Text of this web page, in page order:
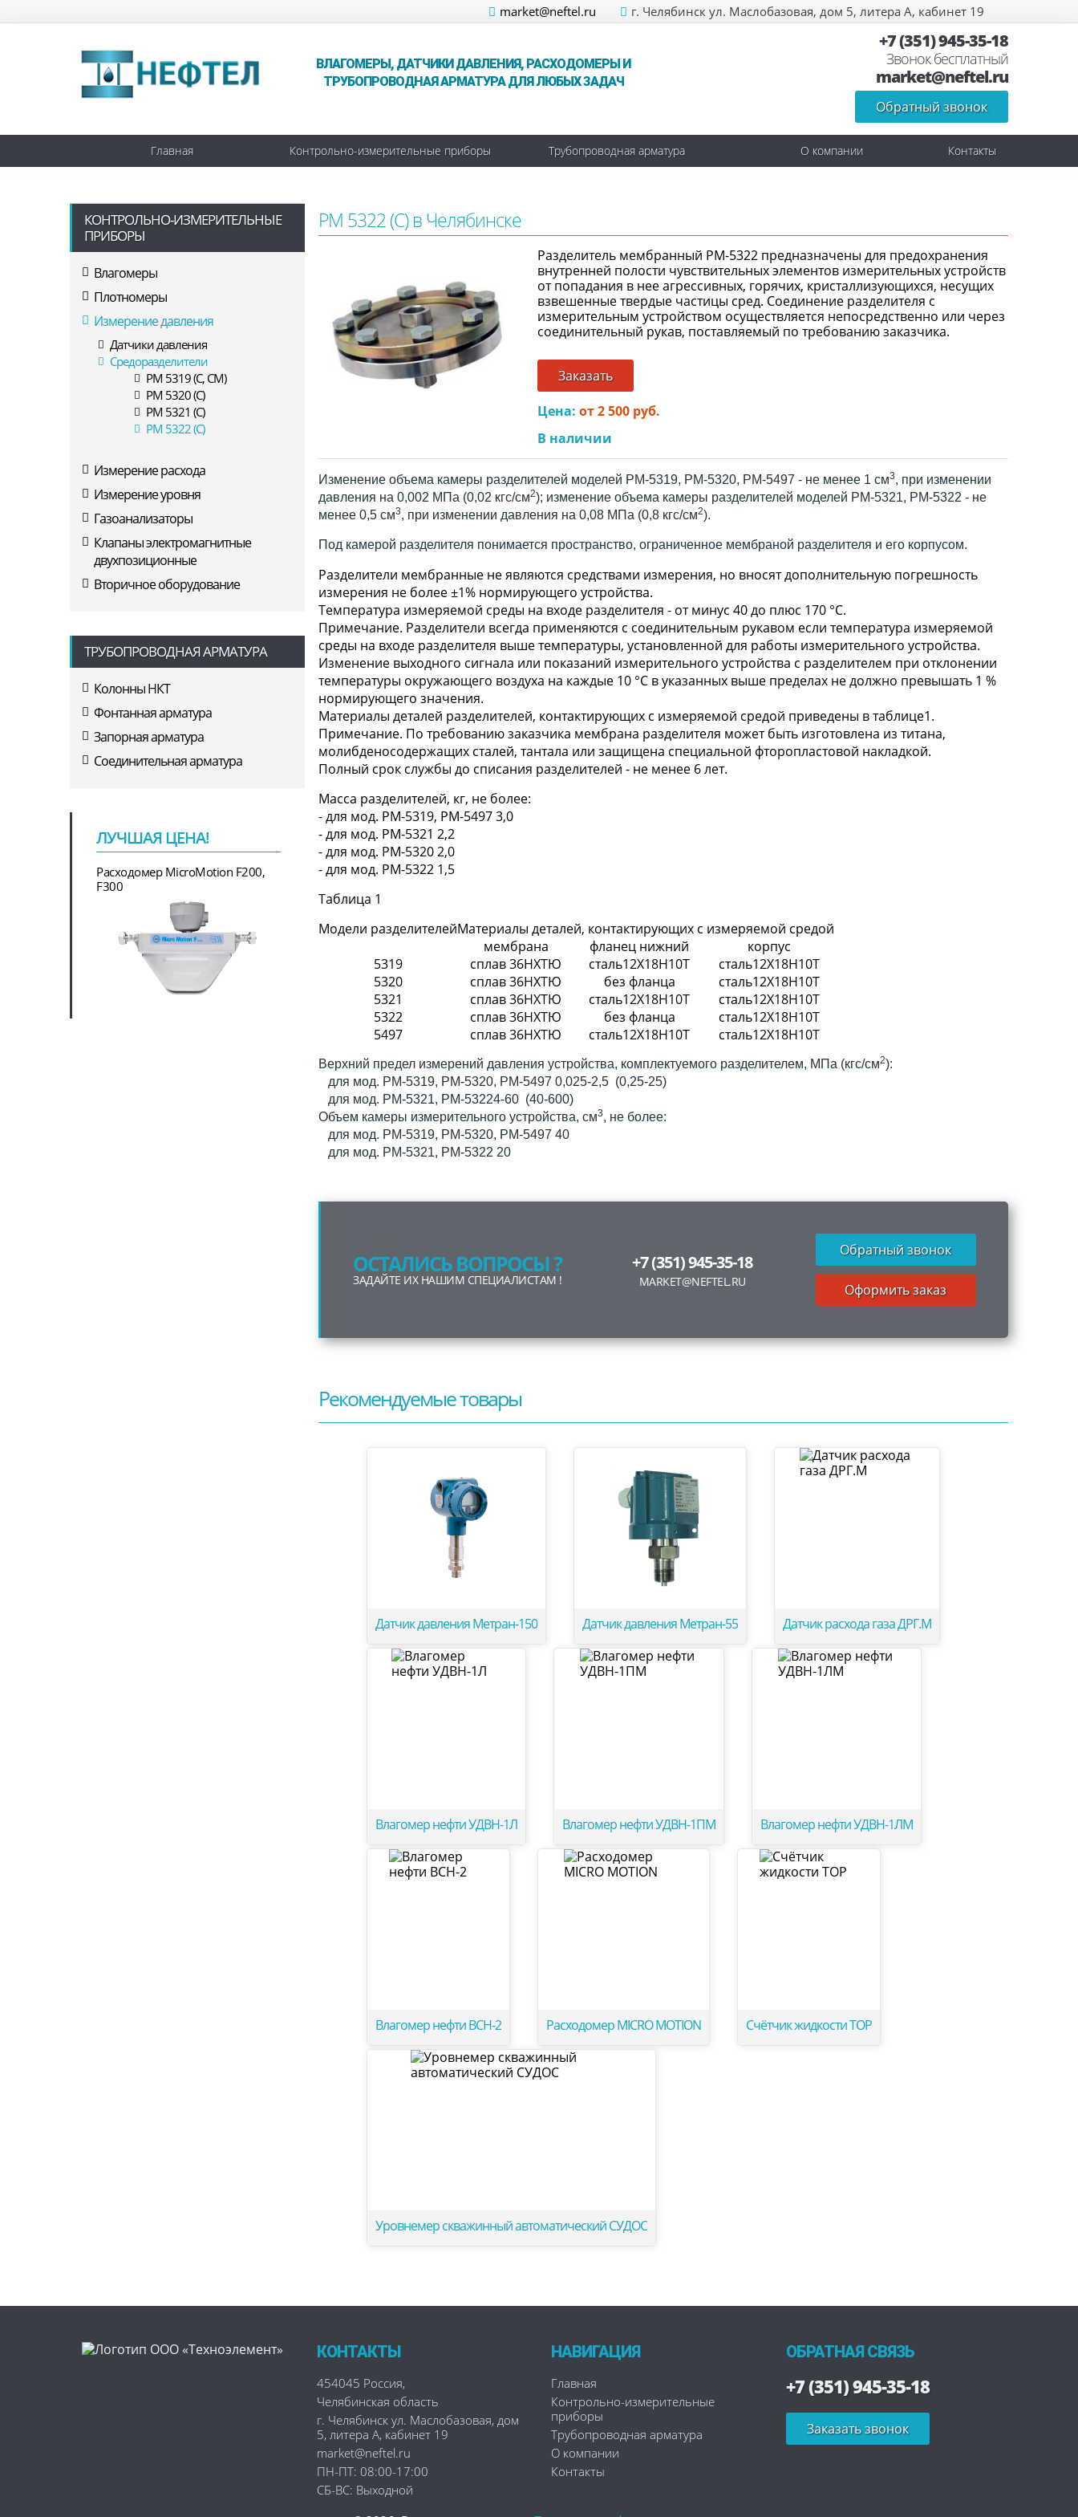
market@neftel.ru г. Челябинск ул. Маслобазовая, дом 5, литера А, кабинет 19
ВЛАГОМЕРЫ, ДАТЧИКИ ДАВЛЕНИЯ, РАСХОДОМЕРЫ И
ТРУБОПРОВОДНАЯ АРМАТУРА ДЛЯ ЛЮБЫХ ЗАДАЧ
+7 (351) 945-35-18
Звонок бесплатный
market@neftel.ru
Обратный звонок
Главная Контрольно-измерительные приборы Трубопроводная арматура О компании Контакты
КОНТРОЛЬНО-ИЗМЕРИТЕЛЬНЫЕ
ПРИБОРЫ
Влагомеры
Плотномеры
Измерение давления
Датчики давления
Средоразделители
РМ 5319 (С, СМ)
РМ 5320 (С)
РМ 5321 (С)
РМ 5322 (С)
Измерение расхода
Измерение уровня
Газоанализаторы
Клапаны электромагнитные
двухпозиционные
Вторичное оборудование
ТРУБОПРОВОДНАЯ АРМАТУРА
Колонны НКТ
Фонтанная арматура
Запорная арматура
Соединительная арматура
ЛУЧШАЯ ЦЕНА!
Расходомер MicroMotion F200,
F300
РМ 5322 (С) в Челябинске
Разделитель мембранный РМ-5322 предназначены для предохранения
внутренней полости чувствительных элементов измерительных устройств
от попадания в нее агрессивных, горячих, кристаллизующихся, несущих
взвешенные твердые частицы сред. Соединение разделителя с
измерительным устройством осуществляется непосредственно или через
соединительный рукав, поставляемый по требованию заказчика.
Заказать
Цена:от 2 500 руб.
В наличии
Изменение объема камеры разделителей моделей РМ-5319, РМ-5320, РМ-5497 - не менее 1 см3, при изменении
давления на 0,002 МПа (0,02 кгс/см2); изменение объема камеры разделителей моделей РМ-5321, РМ-5322 - не
менее 0,5 см3, при изменении давления на 0,08 МПа (0,8 кгс/см2).
Под камерой разделителя понимается пространство, ограниченное мембраной разделителя и его корпусом.
Разделители мембранные не являются средствами измерения, но вносят дополнительную погрешность
измерения не более ±1% нормирующего устройства.
Температура измеряемой среды на входе разделителя - от минус 40 до плюс 170 °С.
Примечание. Разделители всегда применяются с соединительным рукавом если температура измеряемой
среды на входе разделителя выше температуры, установленной для работы измерительного устройства.
Изменение выходного сигнала или показаний измерительного устройства с разделителем при отклонении
температуры окружающего воздуха на каждые 10 °С в указанных выше пределах не должно превышать 1 %
нормирующего значения.
Материалы деталей разделителей, контактирующих с измеряемой средой приведены в таблице1.
Примечание. По требованию заказчика мембрана разделителя может быть изготовлена из титана,
молибденосодержащих сталей, тантала или защищена специальной фторопластовой накладкой.
Полный срок службы до списания разделителей - не менее 6 лет.
Масса разделителей, кг, не более:
- для мод. РМ-5319, РМ-5497 3,0
- для мод. РМ-5321 2,2
- для мод. РМ-5320 2,0
- для мод. РМ-5322 1,5
Таблица 1
Модели разделителейМатериалы деталей, контактирующих с измеряемой средой
мембрана
фланец нижний
корпус
5319
сплав 36НХТЮ сталь12Х18Н10Т
сталь12Х18Н10Т
5320
сплав 36НХТЮ без фланца
сталь12Х18Н10Т
5321
сплав 36НХТЮ сталь12Х18Н10Т
сталь12Х18Н10Т
5322
сплав 36НХТЮ без фланца
сталь12Х18Н10Т
5497
сплав 36НХТЮ сталь12Х18Н10Т сталь12Х18Н10Т
Верхний предел измерений давления устройства, комплектуемого разделителем, МПа (кгс/см2):
для мод. РМ-5319, РМ-5320, РМ-5497 0,025-2,5 (0,25-25)
для мод. РМ-5321, РМ-53224-60 (40-600)
Объем камеры измерительного устройства, см3, не более:
для мод. РМ-5319, РМ-5320, РМ-5497 40
для мод. РМ-5321, РМ-5322 20
ОСТАЛИСЬ ВОПРОСЫ ?
ЗАДАЙТЕ ИХ НАШИМ СПЕЦИАЛИСТАМ !
+7 (351) 945-35-18
MARKET@NEFTEL.RU
Обратный звонок
Оформить заказ
Рекомендуемые товары
Датчик давления Метран-150 Датчик давления Метран-55 Датчик расхода газа ДРГ.М
Влагомер нефти УДВН-1Л Влагомер нефти УДВН-1ПМ Влагомер нефти УДВН-1ЛМ
Влагомер нефти ВСН-2 Расходомер MICRO MOTION Счётчик жидкости ТОР
Уровнемер скважинный автоматический СУДОС
КОНТАКТЫ
454045 Россия,
Челябинская область
г. Челябинск ул. Маслобазовая, дом
5, литера А, кабинет 19
market@neftel.ru
ПН-ПТ: 08:00-17:00
СБ-ВС: Выходной
НАВИГАЦИЯ
Главная
Контрольно-измерительные
приборы
Трубопроводная арматура
О компании
Контакты
ОБРАТНАЯ СВЯЗЬ
+7 (351) 945-35-18
Заказать звонок